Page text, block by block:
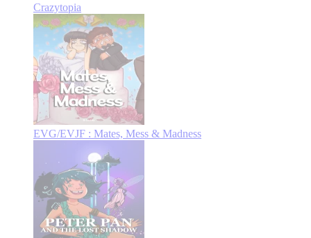
Crazytopia
EVG/EVJF : Mates, Mess & Madness